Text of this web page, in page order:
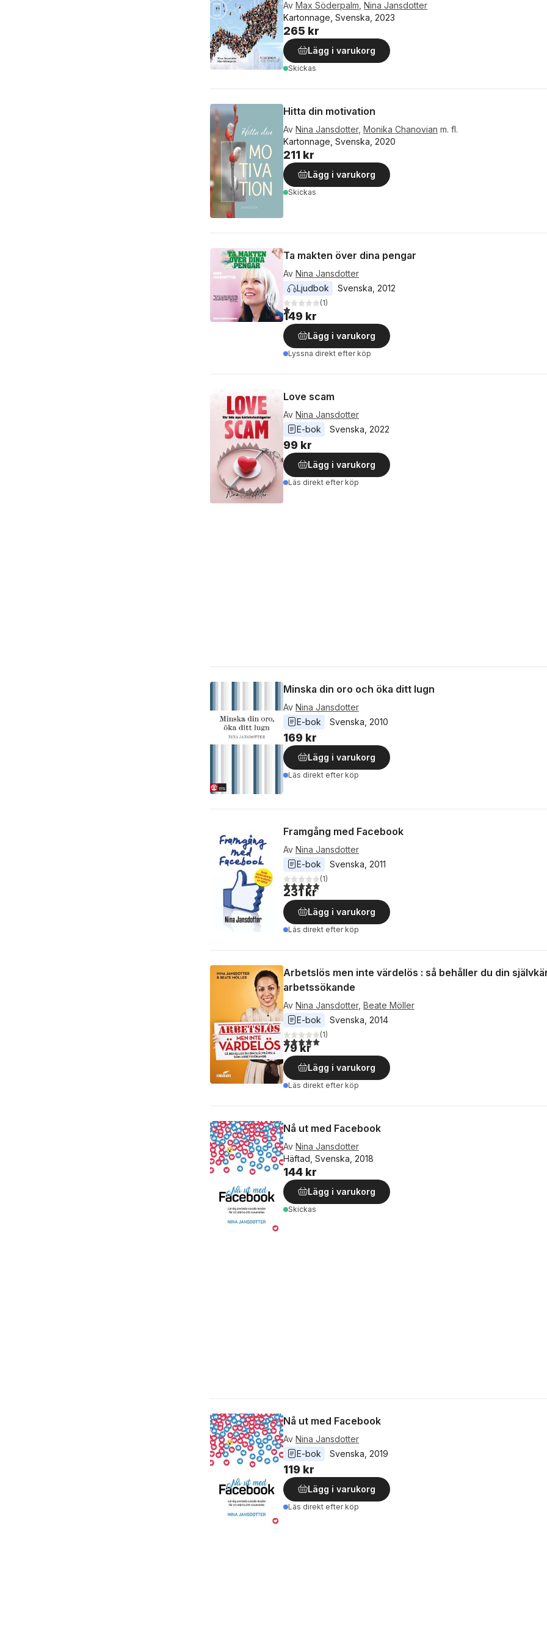
Av Max Söderpalm Nina Jansdotter
Kartonnage, Svenska, 2023
265 kr
Lägg i varukorg
Skickas
Hitta din motivation
Av Nina Jansdotter, Monika Chanovian m. fl.
Kartonnage, Svenska, 2020
211 kr
Lägg i varukorg
Skickas
Ta makten över dina pengar
Av Nina Jansdotter
Ljudbok
Svenska 2012
1,0utav 5 stjärnor. Totalt antal röster:
(1)
149 kr
Lägg i varukorg
Lyssna direkt efter köp
Love scam
Av Nina Jansdotter
E-bok
Svenska 2022
99 kr
Lägg i varukorg
Läs direkt efter köp
Minska din oro och öka ditt lugn
Av Nina Jansdotter
E-bok
Svenska 2010
169 kr
Lägg i varukorg
Läs direkt efter köp
Framgång med Facebook
Av Nina Jansdotter
E-bok
Svenska 2011
5,0utav 5 stjärnor. Totalt antal röster:
(1)
231 kr
Lägg i varukorg
Läs direkt efter köp
Arbetslös men inte värdelös : så behåller du din
arbetssökande
Av Nina Jansdotter, Beate Möller
E-bok
Svenska 2014
5,0utav 5 stjärnor. Totalt antal röster:
(1)
79 kr
Lägg i varukorg
Läs direkt efter köp
Nå ut med Facebook
Av Nina Jansdotter
Häftad, Svenska, 2018
144 kr
Lägg i varukorg
Skickas
Nå ut med Facebook
Av Nina Jansdotter
E-bok
Svenska 2019
119 kr
Lägg i varukorg
Läs direkt efter köp